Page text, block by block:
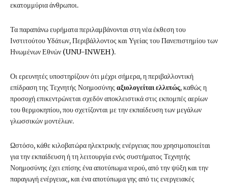
εκατομμύρια άνθρωποι.
Τα παραπάνω ευρήματα περιλαμβάνονται στη νέα έκθεση του
Ινστιτούτου Υδάτων, Περιβάλλοντος και Υγείας του Πανεπιστημίου των
Ηνωμένων Εθνών (UNU-INWEH).
Οι ερευνητές υποστηρίζουν ότι μέχρι σήμερα, η περιβαλλοντική
επίδραση της Τεχνητής Νοημοσύνης αξιολογείται ελλιπώς, καθώς η
προσοχή επικεντρώνεται σχεδόν αποκλειστικά στις εκπομπές αερίων
του θερμοκηπίου, που σχετίζονται με την εκπαίδευση των μεγάλων
γλωσσικών μοντέλων.
Ωστόσο, κάθε κιλοβατώρα ηλεκτρικής ενέργειας που χρησιμοποιείται
για την εκπαίδευση ή τη λειτουργία ενός συστήματος Τεχνητής
Νοημοσύνης έχει επίσης ένα αποτύπωμα νερού, από την ψύξη και την
παραγωγή ενέργειας, και ένα αποτύπωμα γης από τις ενεργειακές